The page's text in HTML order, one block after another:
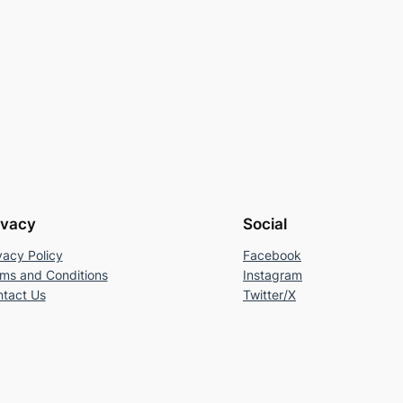
Policy
and Conditions
Us
Social
Facebook
Instagram
Twitter/X